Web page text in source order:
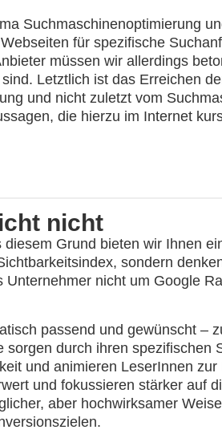
Suchmaschinenoptimierung
für spezifische
müssen wir allerdings
Letztlich ist das Erreichen
und nicht zuletzt vom
die hierzu im Internet
nicht
Grund bieten wir Ihnen
sondern
nicht um Google
passend und gewünscht –
sorgen durch ihren spezifischen
und animieren LeserInnen
und fokussieren stärker auf
aber hochwirksamer